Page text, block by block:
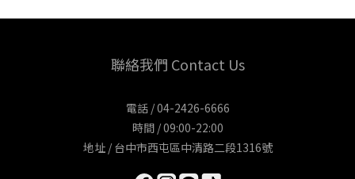
聯絡我們 Contact Us
電話 / 04-2426-6666
時間 / 09:00-22:00
地址 / 台中市西屯區中清路二段1316號